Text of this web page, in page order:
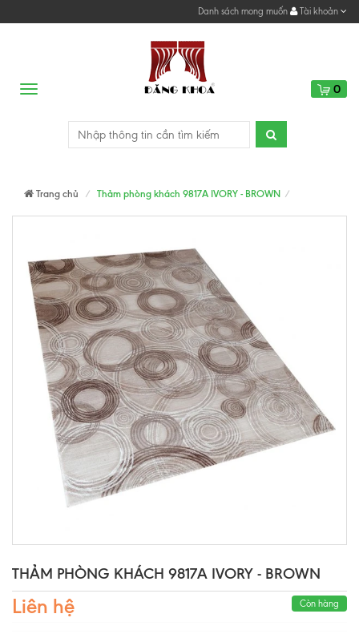
Danh sách mong muốn Tài khoản
Menu 0
Trang chủ Thảm phòng khách 9817A IVORY - BROWN
THẢM PHÒNG KHÁCH 9817A IVORY - BROWN
Liên hệ Còn hàng